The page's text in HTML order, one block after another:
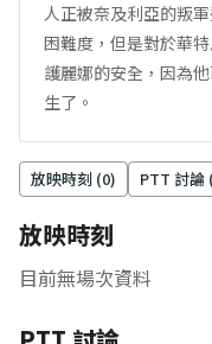
人正被奈及利亞的叛
困難度，但是對於華
護麗娜的安全，因為
生了。
放映時刻 (0) PTT 討論 (
放映時刻
目前無場次資料